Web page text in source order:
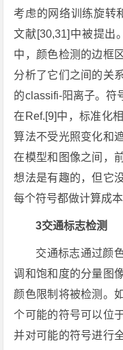
考虑的网络训练旋转
文献[30,31]中被提出
中，颜色检测的边框
分析了它们之间的关
的classifi-阳离子。符
在Ref.[9]中，标准化
算法不受光照变化和
在模型和图像之间，
想法是有趣的，但它
每个符号都做计算成
3交通标志检测
交通标志通过颜
调和饱和度的分量图
颜色限制将被检测。
个可能的符号可以位
并对可能的符号进行